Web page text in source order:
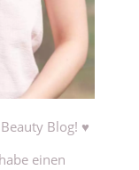
Blog! ♥
einen